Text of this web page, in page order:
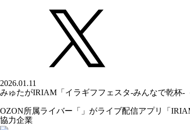
2026.01.11
みゅたがIRIAM「イラギフフェスタ-みんなで乾杯-
OZON所属ライバー「
」がライブ配信アプリ「
協力企業